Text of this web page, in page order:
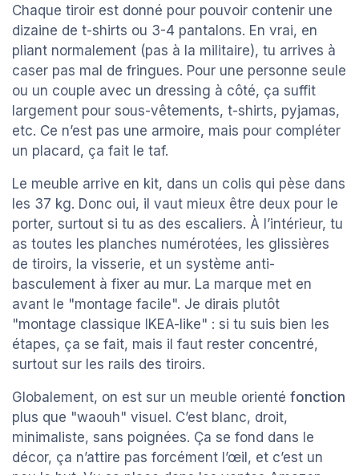
Chaque tiroir est donné pour pouvoir contenir une
dizaine de t-shirts ou 3-4 pantalons. En vrai, en
pliant normalement (pas à la militaire), tu arrives à
caser pas mal de fringues. Pour une personne seule
ou un couple avec un dressing à côté, ça suffit
largement pour sous-vêtements, t-shirts, pyjamas,
etc. Ce n’est pas une armoire, mais pour compléter
un placard, ça fait le taf.
Le meuble arrive en kit, dans un colis qui pèse dans
les 37 kg. Donc oui, il vaut mieux être deux pour le
porter, surtout si tu as des escaliers. À l’intérieur, tu
as toutes les planches numérotées, les glissières
de tiroirs, la visserie, et un système anti-
basculement à fixer au mur. La marque met en
avant le "montage facile". Je dirais plutôt
"montage classique IKEA-like" : si tu suis bien les
étapes, ça se fait, mais il faut rester concentré,
surtout sur les rails des tiroirs.
Globalement, on est sur un meuble orienté fonction
plus que "waouh" visuel. C’est blanc, droit,
minimaliste, sans poignées. Ça se fond dans le
décor, ça n’attire pas forcément l’œil, et c’est un